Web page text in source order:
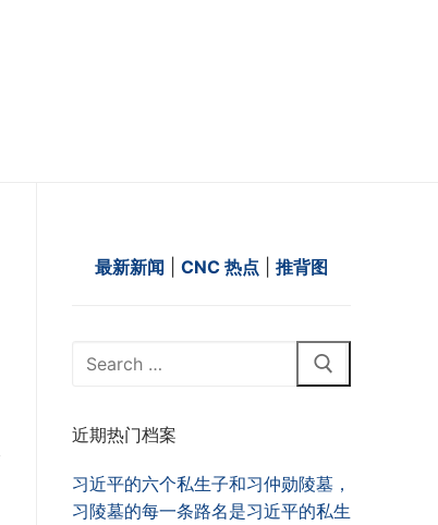
最新新闻 CNC 热点 推背图
Search
近期热门档案
习近平的六个私生子和习仲勋陵墓，
习陵墓的每一条路名是习近平的私生